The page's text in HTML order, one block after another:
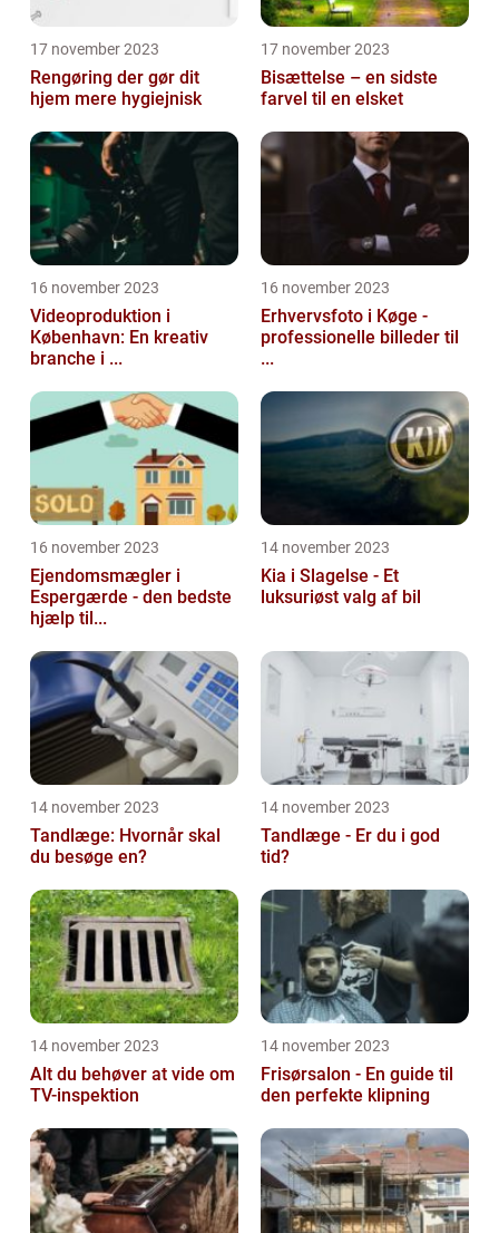
17 november 2023
Rengøring der gør dit
hjem mere hygiejnisk
17 november 2023
Bisættelse – en sidste
farvel til en elsket
16 november 2023
Videoproduktion i
København: En kreativ
branche i ...
16 november 2023
Erhvervsfoto i Køge -
professionelle billeder til
...
16 november 2023
Ejendomsmægler i
Espergærde - den bedste
hjælp til...
14 november 2023
Kia i Slagelse - Et
luksuriøst valg af bil
14 november 2023
Tandlæge: Hvornår skal
du besøge en?
14 november 2023
Tandlæge - Er du i god
tid?
14 november 2023
Alt du behøver at vide om
TV-inspektion
14 november 2023
Frisørsalon - En guide til
den perfekte klipning